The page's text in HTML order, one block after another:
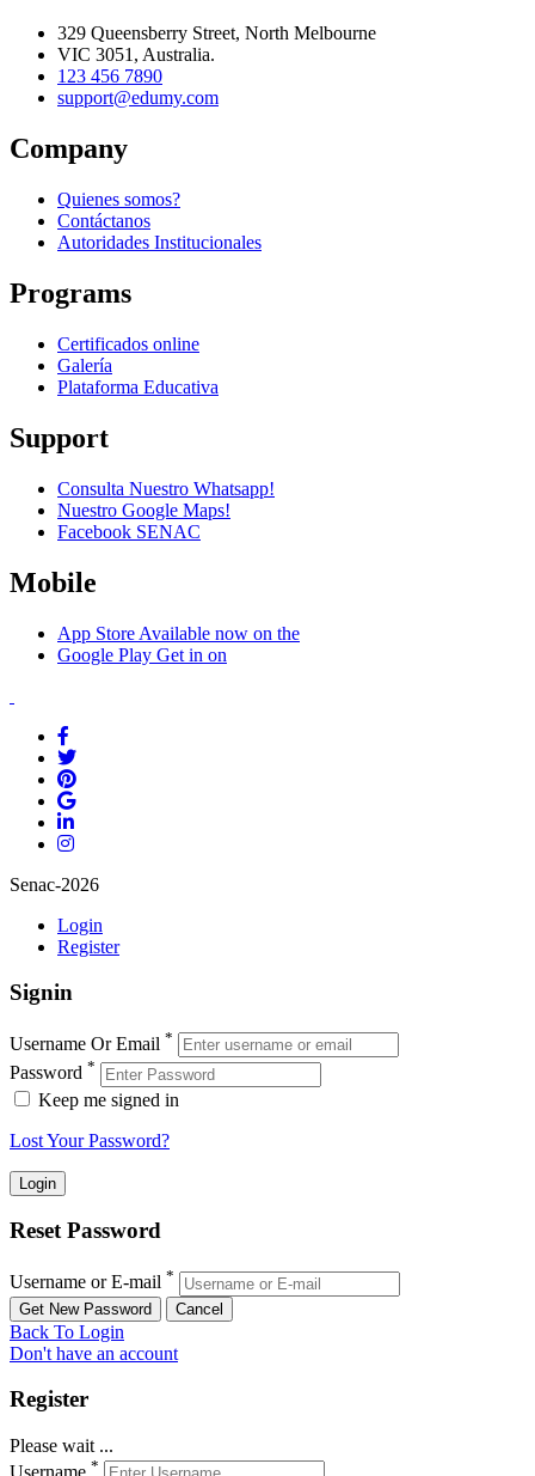
329 Queensberry Street, North Melbourne
VIC 3051, Australia.
123 456 7890
support@edumy.com
Company
Quienes somos?
Contáctanos
Autoridades Institucionales
Programs
Certificados online
Galería
Plataforma Educativa
Support
Consulta Nuestro Whatsapp!
Nuestro Google Maps!
Facebook SENAC
Mobile
App Store Available now on the
Google Play Get in on
Senac-2026
Login
Register
Signin
Username Or Email *
Password *
Keep me signed in
Lost Your Password?
Reset Password
Username or E-mail *
Back To Login
Don't have an account
Register
Please wait ...
*